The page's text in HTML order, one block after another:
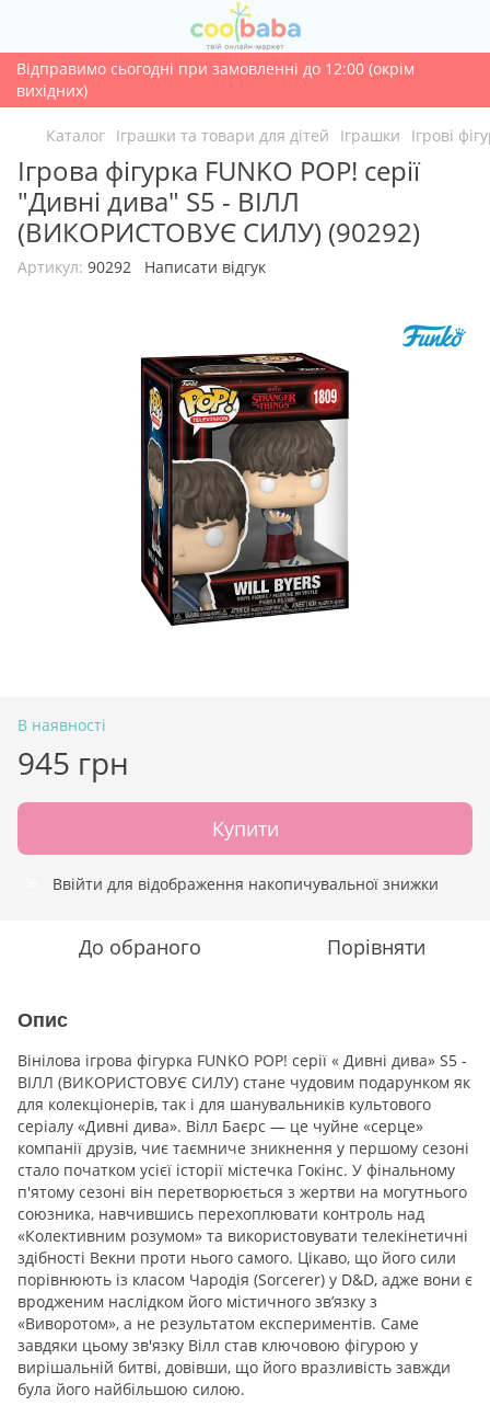
Відправимо сьогодні при замовленні до 12:00 (окрім
вихідних)
Каталог Іграшки та товари для дітей Іграшки Ігрові
Ігрова фігурка FUNKO POP! серії
"Дивні дива" S5 - ВІЛЛ
(ВИКОРИСТОВУЄ СИЛУ) (90292)
Артикул: 90292 Написати відгук
В наявності
945 грн
Купити
Ввійти для відображення накопичувальної знижки
До обраного Порівняти
Опис
Вінілова ігрова фігурка FUNKO POP! серії « Дивні дива» S5 -
ВІЛЛ (ВИКОРИСТОВУЄ СИЛУ) стане чудовим подарунком як
для колекціонерів, так і для шанувальників культового
серіалу «Дивні дива». Вілл Баєрс — це чуйне «серце»
компанії друзів, чиє таємниче зникнення у першому сезоні
стало початком усієї історії містечка Гокінс. У фінальному
п'ятому сезоні він перетворюється з жертви на могутнього
союзника, навчившись перехоплювати контроль над
«Колективним розумом» та використовувати телекінетичні
здібності Векни проти нього самого. Цікаво, що його сили
порівнюють із класом Чародія (Sorcerer) у D&D, адже вони є
вродженим наслідком його містичного зв’язку з
«Виворотом», а не результатом експериментів. Саме
завдяки цьому зв'язку Вілл став ключовою фігурою у
вирішальній битві, довівши, що його вразливість завжди
була його найбільшою силою.